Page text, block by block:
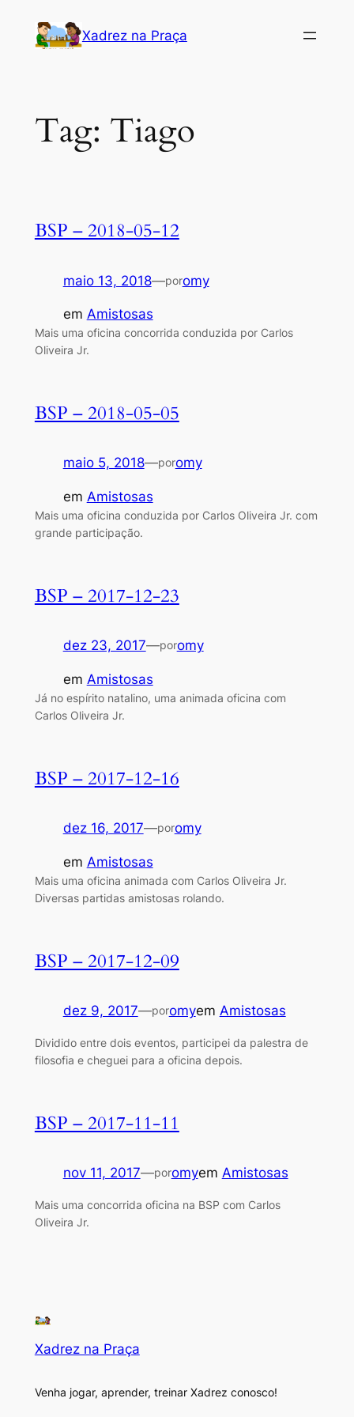
Xadrez na Praça
Tag: Tiago
BSP – 2018-05-12
maio 13, 2018—poromy
em Amistosas
Mais uma oficina concorrida conduzida por Carlos
Oliveira Jr.
BSP – 2018-05-05
maio 5, 2018—poromy
em Amistosas
Mais uma oficina conduzida por Carlos Oliveira Jr. com
grande participação.
BSP – 2017-12-23
dez 23, 2017—poromy
em Amistosas
Já no espírito natalino, uma animada oficina com
Carlos Oliveira Jr.
BSP – 2017-12-16
dez 16, 2017—poromy
em Amistosas
Mais uma oficina animada com Carlos Oliveira Jr.
Diversas partidas amistosas rolando.
BSP – 2017-12-09
dez 9, 2017—poromyem Amistosas
Dividido entre dois eventos, participei da palestra de
filosofia e cheguei para a oficina depois.
BSP – 2017-11-11
nov 11, 2017—poromyem Amistosas
Mais uma concorrida oficina na BSP com Carlos
Oliveira Jr.
Xadrez na Praça
Venha jogar, aprender, treinar Xadrez conosco!